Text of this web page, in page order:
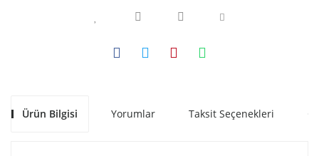
Ürün Bilgisi Yorumlar Taksit Seçenekleri